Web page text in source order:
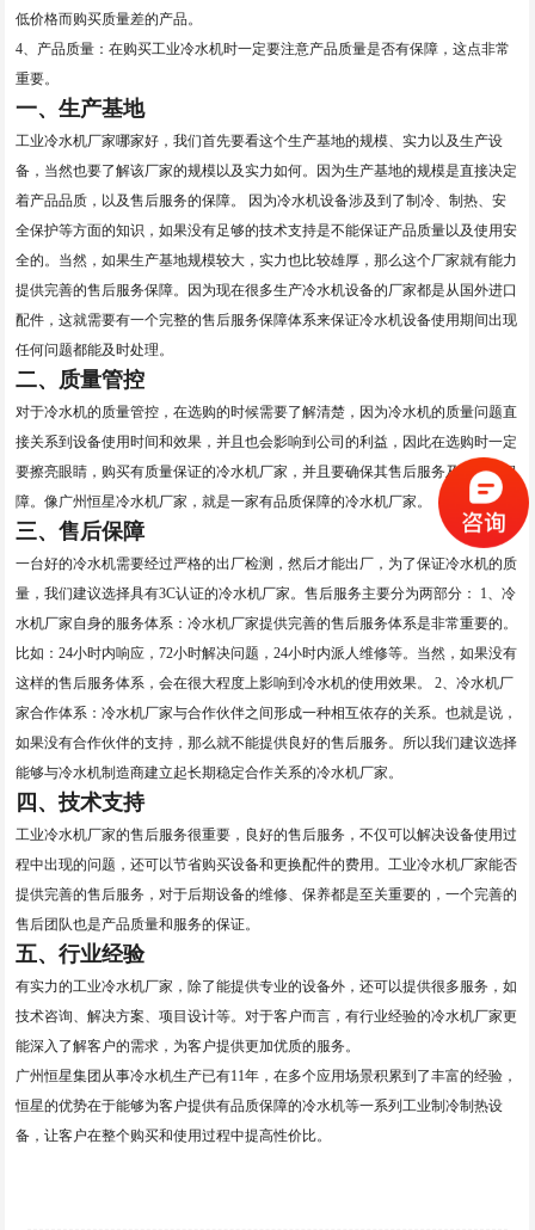
低价格而购买质量差的产品。
4、产品质量：在购买工业冷水机时一定要注意产品质量是否有保障，这点非常
重要。
一、生产基地
工业冷水机厂家哪家好，我们首先要看这个生产基地的规模、实力以及生产设
备，当然也要了解该厂家的规模以及实力如何。因为生产基地的规模是直接决定
着产品品质，以及售后服务的保障。 因为冷水机设备涉及到了制冷、制热、安
全保护等方面的知识，如果没有足够的技术支持是不能保证产品质量以及使用安
全的。当然，如果生产基地规模较大，实力也比较雄厚，那么这个厂家就有能力
提供完善的售后服务保障。因为现在很多生产冷水机设备的厂家都是从国外进口
配件，这就需要有一个完整的售后服务保障体系来保证冷水机设备使用期间出现
任何问题都能及时处理。
二、质量管控
对于冷水机的质量管控，在选购的时候需要了解清楚，因为冷水机的质量问题直
接关系到设备使用时间和效果，并且也会影响到公司的利益，因此在选购时一定
要擦亮眼睛，购买有质量保证的冷水机厂家，并且要确保其售后服务及时、有保
障。像广州恒星冷水机厂家，就是一家有品质保障的冷水机厂家。
三、售后保障
一台好的冷水机需要经过严格的出厂检测，然后才能出厂，为了保证冷水机的质
量，我们建议选择具有3C认证的冷水机厂家。售后服务主要分为两部分： 1、冷
水机厂家自身的服务体系：冷水机厂家提供完善的售后服务体系是非常重要的。
比如：24小时内响应，72小时解决问题，24小时内派人维修等。当然，如果没有
这样的售后服务体系，会在很大程度上影响到冷水机的使用效果。 2、冷水机厂
家合作体系：冷水机厂家与合作伙伴之间形成一种相互依存的关系。也就是说，
如果没有合作伙伴的支持，那么就不能提供良好的售后服务。所以我们建议选择
能够与冷水机制造商建立起长期稳定合作关系的冷水机厂家。
四、技术支持
工业冷水机厂家的售后服务很重要，良好的售后服务，不仅可以解决设备使用过
程中出现的问题，还可以节省购买设备和更换配件的费用。工业冷水机厂家能否
提供完善的售后服务，对于后期设备的维修、保养都是至关重要的，一个完善的
售后团队也是产品质量和服务的保证。
五、行业经验
有实力的工业冷水机厂家，除了能提供专业的设备外，还可以提供很多服务，如
技术咨询、解决方案、项目设计等。对于客户而言，有行业经验的冷水机厂家更
能深入了解客户的需求，为客户提供更加优质的服务。
广州恒星集团从事冷水机生产已有11年，在多个应用场景积累到了丰富的经验，
恒星的优势在于能够为客户提供有品质保障的冷水机等一系列工业制冷制热设
备，让客户在整个购买和使用过程中提高性价比。